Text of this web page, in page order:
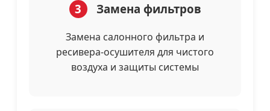
3 Замена фильтров
Замена салонного фильтра и
ресивера-осушителя для чистого
воздуха и защиты системы